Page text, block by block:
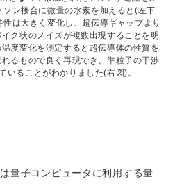
ン接合に微量の水素を加えると(左下
は大きく変化し、超伝導ギャップより
ク状のノイズが複数出現することを明
度変化を測定すると超伝導体の性質を
るもので良く再現でき、準粒子の干渉
いることがわかりました(右図)。
量子コンピュータに利用する量